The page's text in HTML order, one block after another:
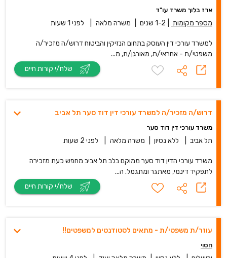
ארז בלוך משרד עו"ד
מספר מקומות 1-2 שנים משרה מלאה לפני 1 שעות
למשרד עורכי דין העוסק בתחום הנזיקין והביטוח דרוש/ה מזכיר/ה
משפטי/ת - אחראי/ת, מאורגן/ת, מ...
דרוש/ה מזכיר/ה למשרד עורכי דין דוד סער תל אביב
משרד עורכי דין דוד סער
תל אביב ללא נסיון משרה מלאה לפני 2 שעות
משרד עורכי הדין דוד סער ממוקם בלב תל אביב מחפש כעת מזכירה
לתפקיד דינמי, מאתגר ומתגמל. ה...
עוזר/ת משפטי/ת - מתאים לסטודנטים למשפטים!!
חסוי